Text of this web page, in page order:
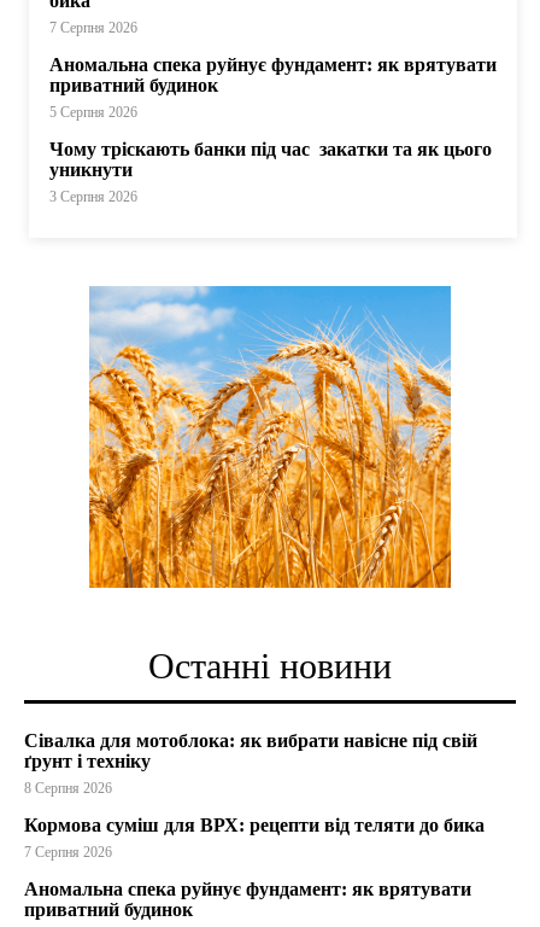
7 Серпня 2026
Аномальна спека руйнує фундамент: як врятувати
приватний будинок
5 Серпня 2026
Чому тріскають банки під час закатки та як цього
уникнути
3 Серпня 2026
Останні новини
Сівалка для мотоблока: як вибрати навісне під свій
ґрунт і техніку
8 Серпня 2026
Кормова суміш для ВРХ: рецепти від теляти до бика
7 Серпня 2026
Аномальна спека руйнує фундамент: як врятувати
приватний будинок